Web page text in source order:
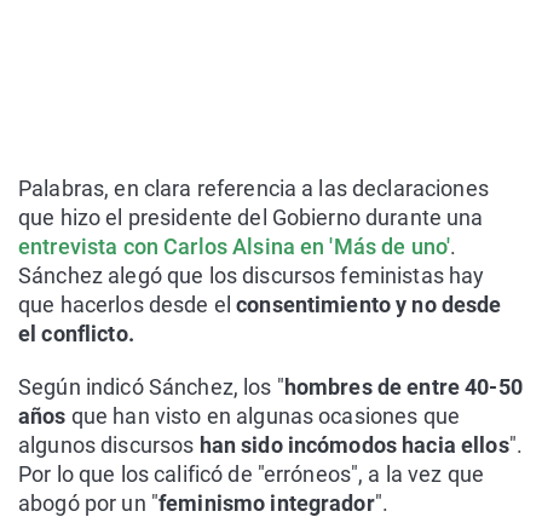
Palabras, en clara referencia a las declaraciones
que hizo el presidente del Gobierno durante una
entrevista con Carlos Alsina en 'Más de uno'.
Sánchez alegó que los discursos feministas hay
que hacerlos desde elconsentimiento y no desde
el conflicto.
Según indicó Sánchez, los "hombres de entre 40-50
años que han visto en algunas ocasiones que
algunos discursos han sido incómodos hacia ellos".
Por lo que los calificó de "erróneos", a la vez que
abogó por un "feminismo integrador".